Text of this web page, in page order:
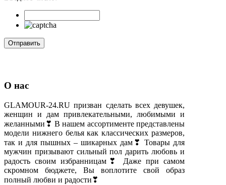
О нас
GLAMOUR-24.RU призван сделать всех девушек,
женщин и дам привлекательными, любимыми и
желанными❣ В нашем ассортименте представлены
модели нижнего белья как классических размеров,
так и для пышных – шикарных дам❣ Товары для
мужчин призывают сильный пол дарить любовь и
радость своим избранницам❣ Даже при самом
скромном бюджете, Вы воплотите свой образ
полный любви и радости❣